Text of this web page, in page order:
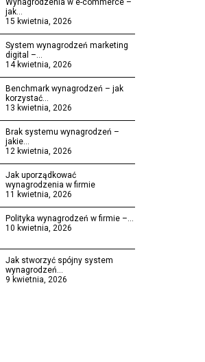
jak…
15 kwietnia, 2026
System wynagrodzeń marketing
digital –…
14 kwietnia, 2026
Benchmark wynagrodzeń – jak
korzystać…
13 kwietnia, 2026
Brak systemu wynagrodzeń –
jakie…
12 kwietnia, 2026
Jak uporządkować
wynagrodzenia w firmie
11 kwietnia, 2026
Polityka wynagrodzeń w firmie –…
10 kwietnia, 2026
Jak stworzyć spójny system
wynagrodzeń…
9 kwietnia, 2026